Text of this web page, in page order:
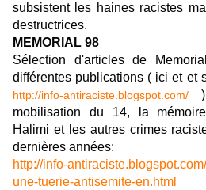
subsistent les haines racistes
destructrices.
MEMORIAL 98
Sélection d'articles de
différentes publications ( ici et et
http://info-antiraciste.blogspot.com/ )
mobilisation du 14, la
Halimi et les autres crimes
dernières années:
http://info-
une-tuerie-antisemite-en.html